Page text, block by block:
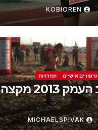
KOBIOREN
סיפורים אישיים תחרויות
סיכום סובב העמק 2013 מקצה
MICHAELSPIVAK